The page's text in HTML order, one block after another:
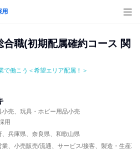
用
合職(初期配属確約コース 関
で働こう＜希望エリア配属！＞
売、玩具・ホビー用品小売
用
兵庫県、奈良県、和歌山県
、小売販売/流通、サービス/接客、製造・生産工